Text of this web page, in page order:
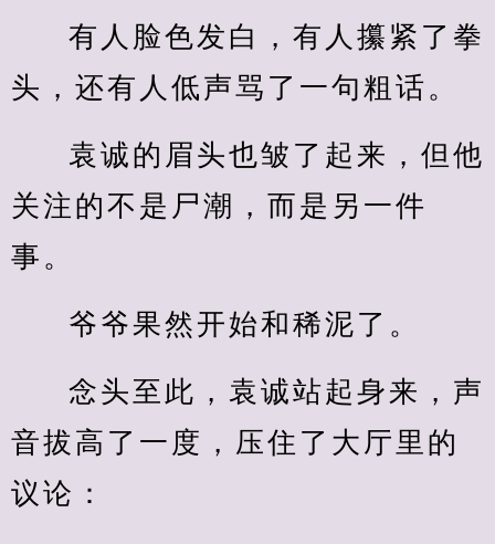
有人脸色发白，有人攥紧了拳
头，还有人低声骂了一句粗话。
袁诚的眉头也皱了起来，但他
关注的不是尸潮，而是另一件
事。
爷爷果然开始和稀泥了。
念头至此，袁诚站起身来，声
音拔高了一度，压住了大厅里的
议论：